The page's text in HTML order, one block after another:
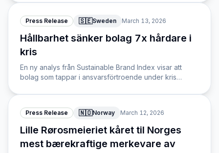
Zonnatura.
Press Release 🇸🇪Sweden March 13, 2026
Hållbarhet sänker bolag 7x hårdare i
kris
En ny analys från Sustainable Brand Index visar att
bolag som tappar i ansvarsförtroende under kris
bibehåller det.
Press Release 🇳🇴Norway March 12, 2026
Lille Rørosmeieriet kåret til Norges
mest bærekraftige merkevare av